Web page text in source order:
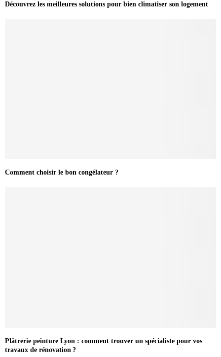
Découvrez les meilleures solutions pour bien climatiser son logement
Comment choisir le bon congélateur ?
Plâtrerie peinture Lyon : comment trouver un spécialiste pour vos
travaux de rénovation ?